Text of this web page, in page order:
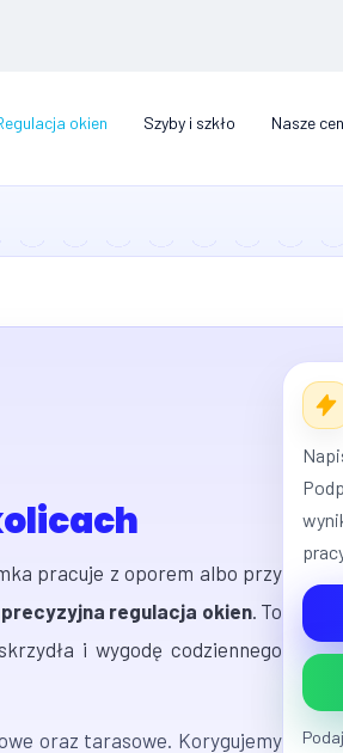
okien Szyby i szkło Nasze
pracuje z oporem albo przy
precyzyjna regulacja okien. To
i wygodę codziennego
oraz tarasowe. Korygujemy